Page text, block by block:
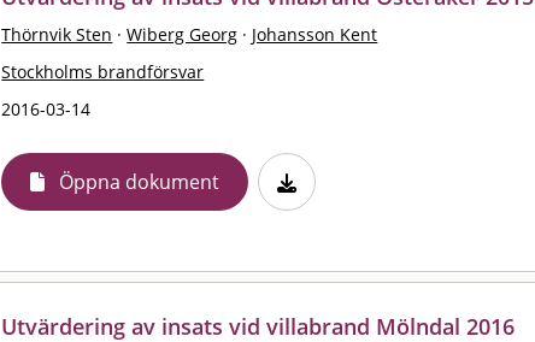
Thörnvik Sten · Wiberg Georg · Johansson Kent
Stockholms brandförsvar
2016-03-14
Öppna dokument
Utvärdering av insats vid villabrand Mölndal 2016